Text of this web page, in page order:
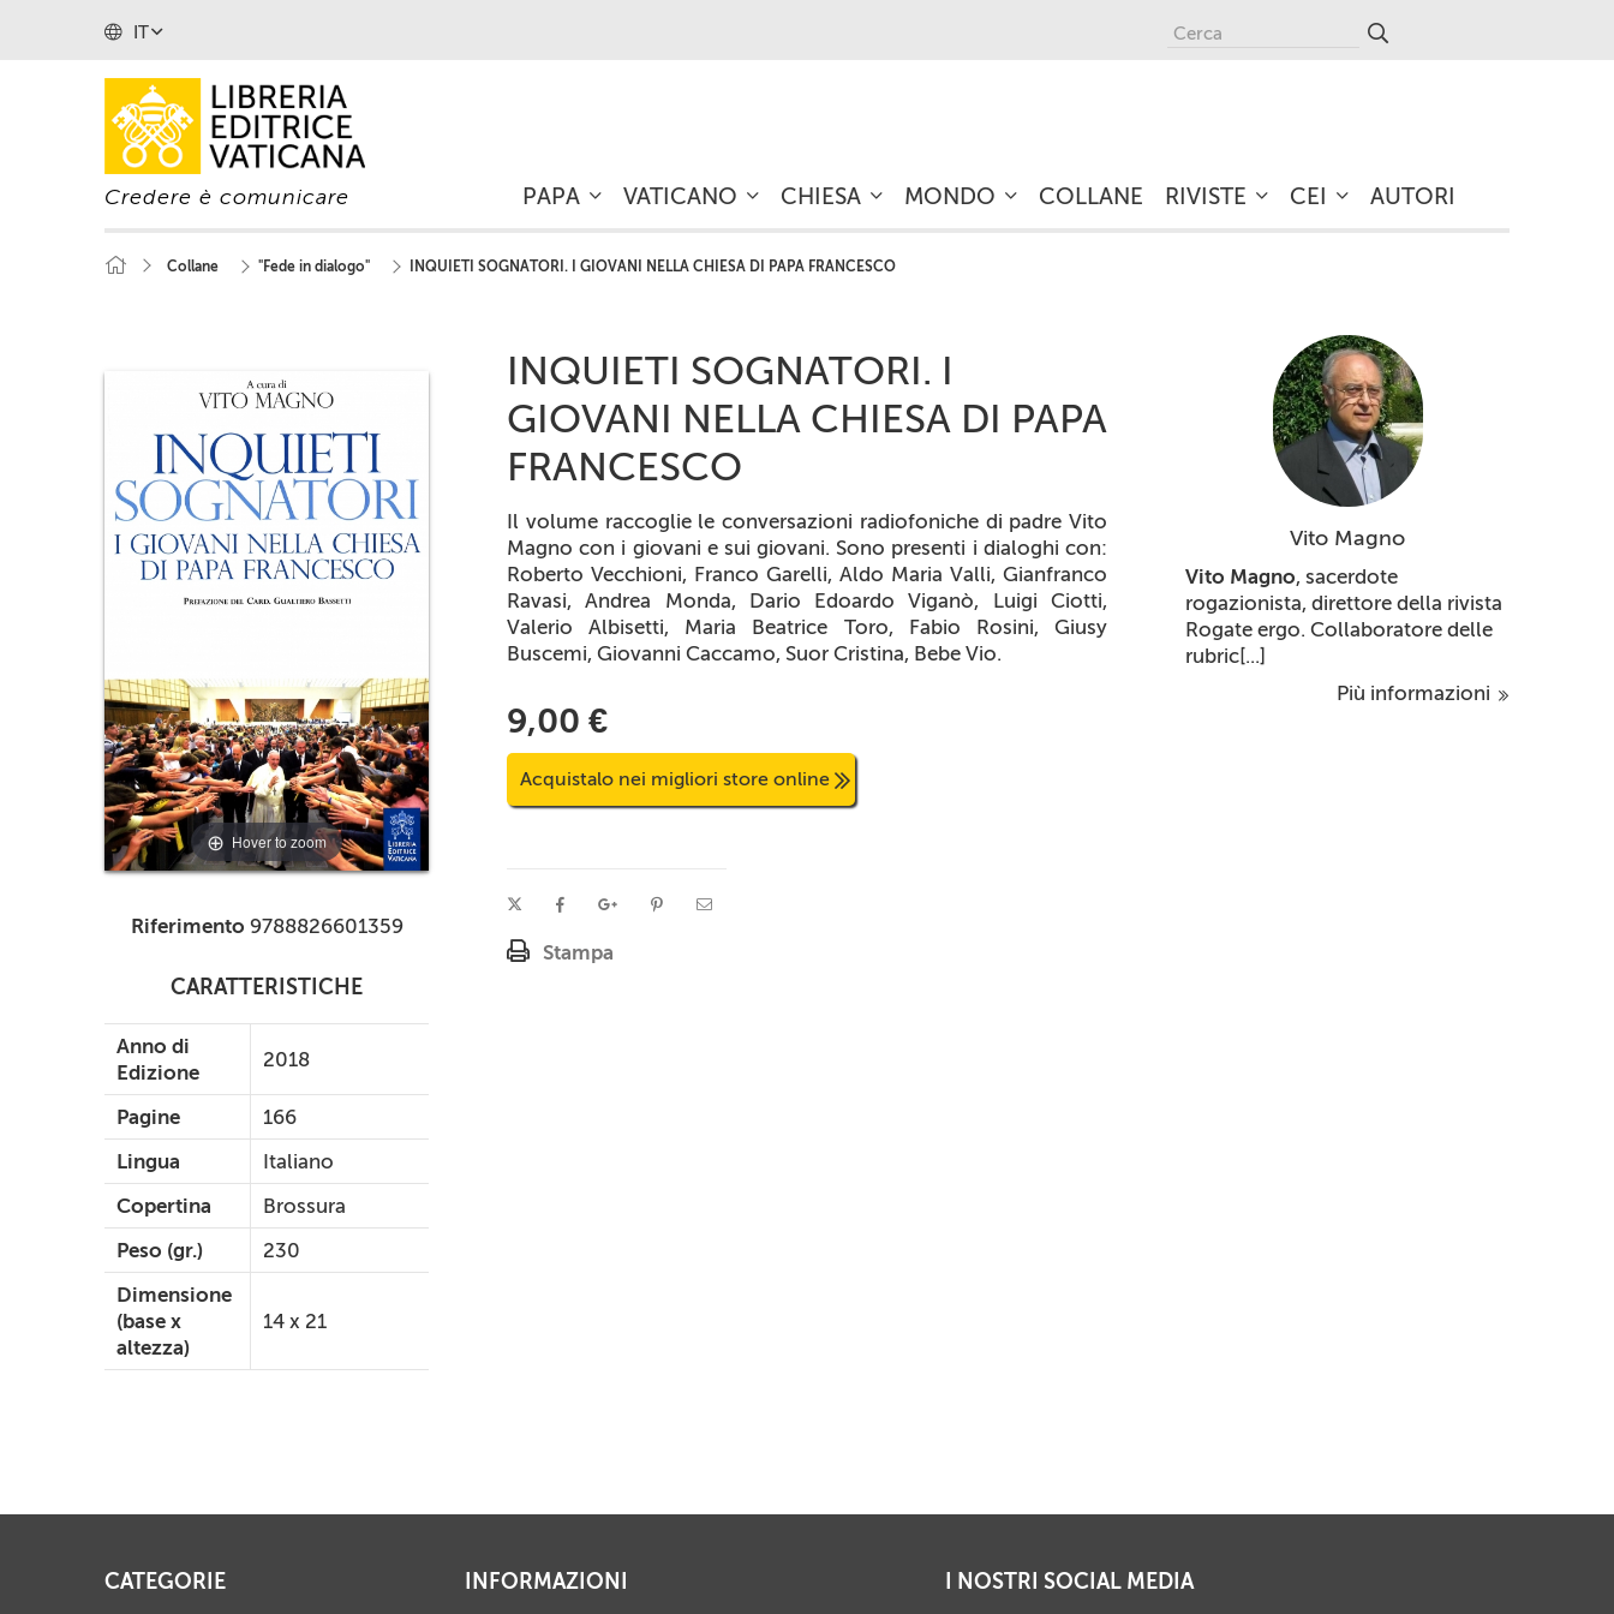
IT
Credere è comunicare PAPA VATICANO CHIESA MONDO COLLANE RIVISTE CEI AUTORI
Collane "Fede in dialogo" INQUIETI SOGNATORI. I GIOVANI NELLA CHIESA DI PAPA FRANCESCO
Hover to zoom
Riferimento 9788826601359
CARATTERISTICHE
Anno di
Edizione
2018
Pagine
166
Lingua
Italiano
Copertina
Brossura
Peso (gr.)
230
Dimensione
(base x
altezza)
14 x 21
INQUIETI SOGNATORI. I
GIOVANI NELLA CHIESA DI PAPA
FRANCESCO
Il volume raccoglie le conversazioni radiofoniche di padre Vito
Magno con i giovani e sui giovani. Sono presenti i dialoghi con:
Roberto Vecchioni, Franco Garelli, Aldo Maria Valli, Gianfranco
Ravasi, Andrea Monda, Dario Edoardo Viganò, Luigi Ciotti,
Valerio Albisetti, Maria Beatrice Toro, Fabio Rosini, Giusy
Buscemi, Giovanni Caccamo, Suor Cristina, Bebe Vio.
9,00 €
Acquistalo nei migliori store online
Stampa
Vito Magno
Vito Magno, sacerdote
rogazionista, direttore della rivista
Rogate ergo. Collaboratore delle
rubric[...]
Più informazioni
CATEGORIE INFORMAZIONI I NOSTRI SOCIAL MEDIA